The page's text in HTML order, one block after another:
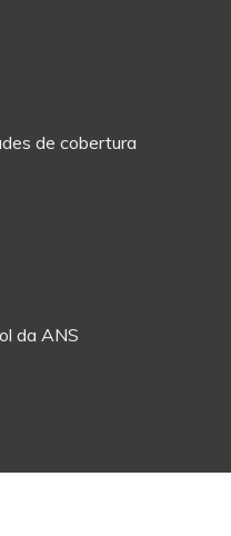
de cobertura
da ANS